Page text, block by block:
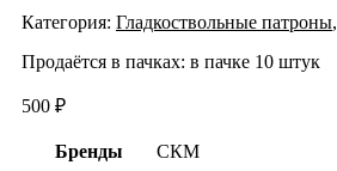
Категория: Гладкоствольные патроны,
Продаётся в пачках: в пачке 10 штук
500 ₽
Бренды СКМ